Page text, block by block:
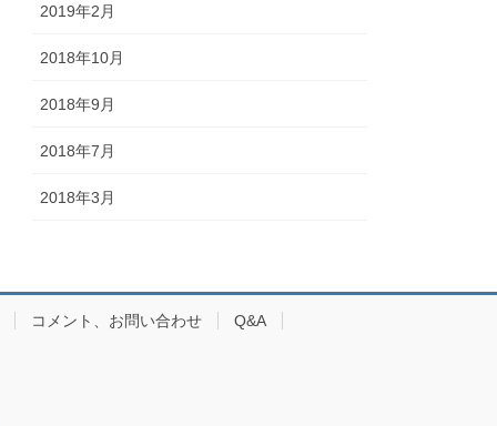
2019年2月
2018年10月
2018年9月
2018年7月
2018年3月
コメント、お問い合わせ Q&A